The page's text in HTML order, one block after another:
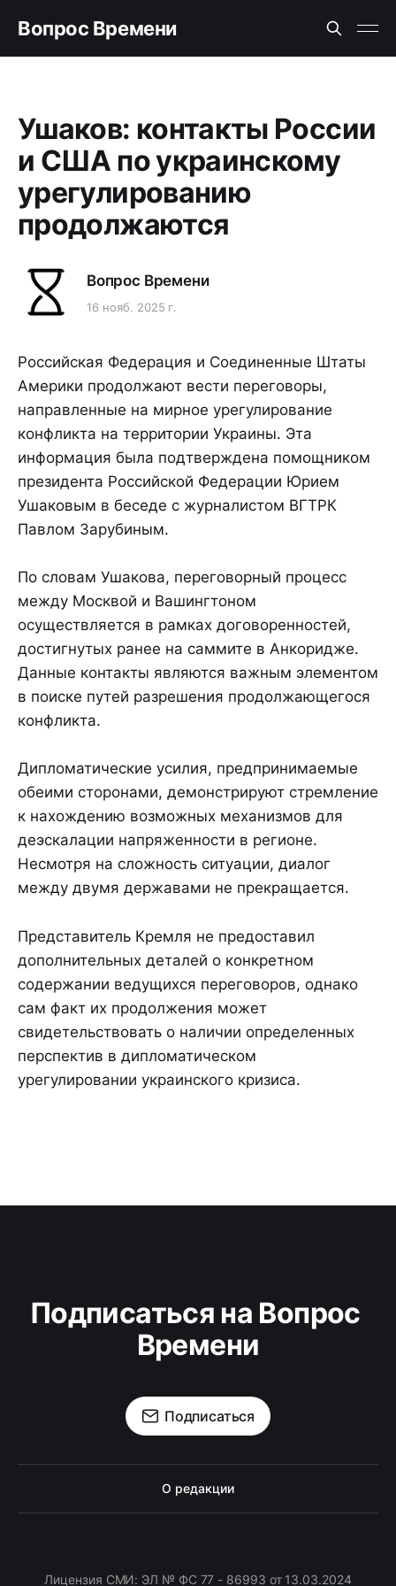
Вопрос Времени
Ушаков: контакты России
и США по украинскому
урегулированию
продолжаются
Вопрос Времени
16 нояб. 2025 г.
Российская Федерация и Соединенные Штаты
Америки продолжают вести переговоры,
направленные на мирное урегулирование
конфликта на территории Украины. Эта
информация была подтверждена помощником
президента Российской Федерации Юрием
Ушаковым в беседе с журналистом ВГТРК
Павлом Зарубиным.
По словам Ушакова, переговорный процесс
между Москвой и Вашингтоном
осуществляется в рамках договоренностей,
достигнутых ранее на саммите в Анкоридже.
Данные контакты являются важным элементом
в поиске путей разрешения продолжающегося
конфликта.
Дипломатические усилия, предпринимаемые
обеими сторонами, демонстрируют стремление
к нахождению возможных механизмов для
деэскалации напряженности в регионе.
Несмотря на сложность ситуации, диалог
между двумя державами не прекращается.
Представитель Кремля не предоставил
дополнительных деталей о конкретном
содержании ведущихся переговоров, однако
сам факт их продолжения может
свидетельствовать о наличии определенных
перспектив в дипломатическом
урегулировании украинского кризиса.
Подписаться на Вопрос
Времени
Подписаться
О редакции
Лицензия СМИ: ЭЛ № ФС 77 - 86993 от 13.03.2024